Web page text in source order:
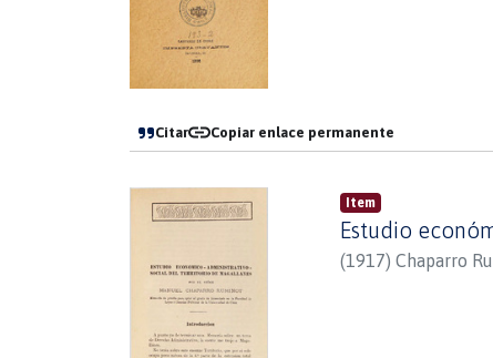
Citar Copiar enlace permanente
Item
Estudio
(1917) Chaparro